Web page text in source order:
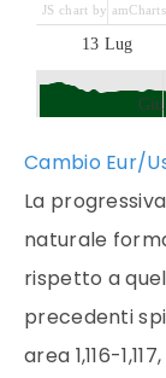
13 Lug
JS chart by amCharts
Cambio Eur/
La
naturale
rispetto a
precedenti
area 1,116-